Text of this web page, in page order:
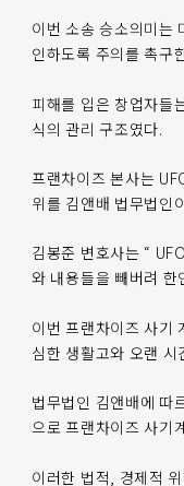
이번 소송 승소의미는
인하도록 주의를 촉구
피해를 입은 창업자들
식의 관리 구조였다.
프랜차이즈 본사는
위를 김앤배 법무법인
김봉준 변호사는 “
와 내용들을 빼버려 한
이번 프랜차이즈 사기
심한 생활고와 오랜
법무법인 김앤배에 따
으로 프랜차이즈 사기
이러한 법적, 경제적